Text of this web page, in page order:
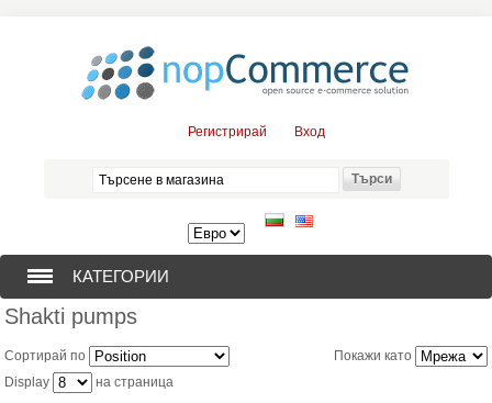
Регистрирай Вход
КАТЕГОРИИ
СОНДАЖНИ ПОМПИ (376)
ПОТОПЯЕМИ ДВИГАТЕЛИ (57)
Shakti pumps
Покажи като
Сортирай по
Display
на страница